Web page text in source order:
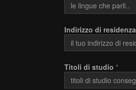
Indirizzo di residenza
Titoli di studio *